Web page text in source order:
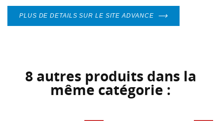
PLUS DE DETAILS SUR LE SITE ADVANCE
8 autres produits dans la
même catégorie :